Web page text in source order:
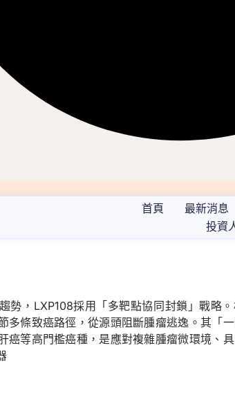
首頁 最新消息
投資
勢，LXP108採用「多靶點協同封鎖」戰略
多條致癌路徑，從源頭阻斷腫瘤逃逸。其「
癌等高門檻癌種，是應對複雜腫瘤微環境、